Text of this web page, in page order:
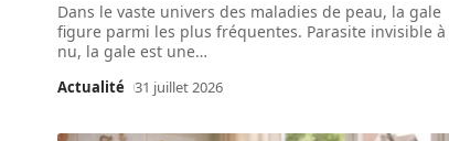
Dans le vaste univers des maladies de peau, la gale
figure parmi les plus fréquentes. Parasite invisible à
nu, la gale est une…
Actualité 31 juillet 2026